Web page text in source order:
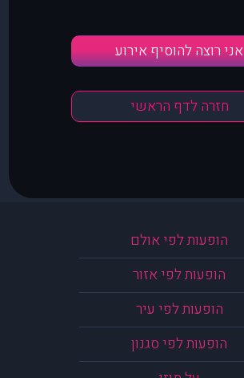
אני רוצה להוסיף אירוע
חזרה לדף הראשי
הופעות לפי אולם
הופעות לפי אזור
הופעות לפי עיר
הופעות לפי סגנון